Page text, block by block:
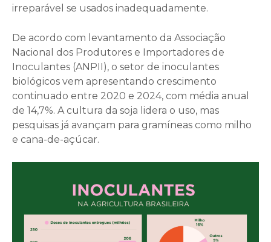
irreparável se usados inadequadamente.
De acordo com levantamento da Associação
Nacional dos Produtores e Importadores de
Inoculantes (ANPII), o setor de inoculantes
biológicos vem apresentando crescimento
continuado entre 2020 e 2024, com média anual
de 14,7%. A cultura da soja lidera o uso, mas
pesquisas já avançam para gramíneas como milho
e cana-de-açúcar.